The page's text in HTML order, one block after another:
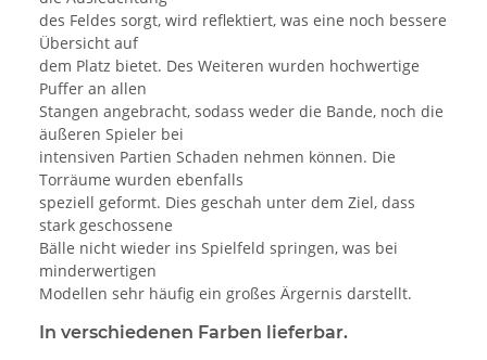
des Feldes sorgt, wird reflektiert, was eine noch bessere
Übersicht auf
dem Platz bietet. Des Weiteren wurden hochwertige
Puffer an allen
Stangen angebracht, sodass weder die Bande, noch die
äußeren Spieler bei
intensiven Partien Schaden nehmen können. Die
Torräume wurden ebenfalls
speziell geformt. Dies geschah unter dem Ziel, dass
stark geschossene
Bälle nicht wieder ins Spielfeld springen, was bei
minderwertigen
Modellen sehr häufig ein großes Ärgernis darstellt.
In verschiedenen Farben lieferbar.